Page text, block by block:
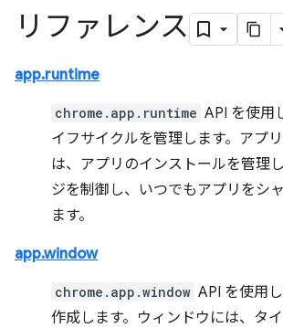
リファレンス
app.runtime
chrome.app.runtime API を使用
イフサイクルを管理します。アプ
は、アプリのインストールを管理
ジを制御し、いつでもアプリをシ
ます。
app.window
chrome.app.window API を使用
作成します。ウィンドウには、タ